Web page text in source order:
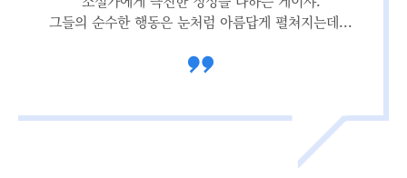
그들의 순수한 행동은 눈처럼 아름답게 펼쳐지는데...